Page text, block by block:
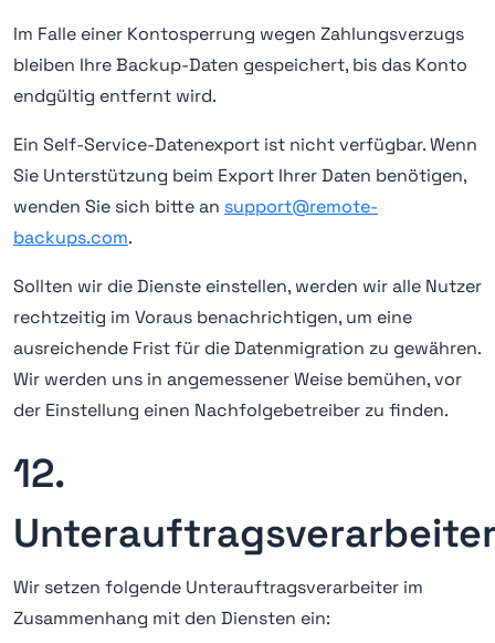
Im Falle einer Kontosperrung wegen Zahlungsverzugs
bleiben Ihre Backup-Daten gespeichert, bis das Konto
endgültig entfernt wird.
Ein Self-Service-Datenexport ist nicht verfügbar. Wenn
Sie Unterstützung beim Export Ihrer Daten benötigen,
wenden Sie sich bitte an support@remote-
backups.com.
Sollten wir die Dienste einstellen, werden wir alle Nutzer
rechtzeitig im Voraus benachrichtigen, um eine
ausreichende Frist für die Datenmigration zu gewähren.
Wir werden uns in angemessener Weise bemühen, vor
der Einstellung einen Nachfolgebetreiber zu finden.
12.
Wir setzen folgende Unterauftragsverarbeiter im
Zusammenhang mit den Diensten ein: